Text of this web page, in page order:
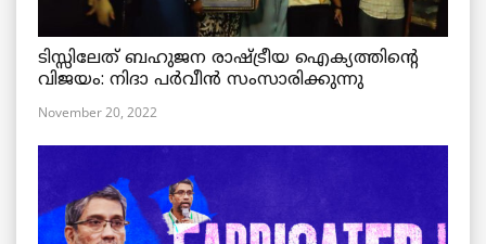
ടിസ്സിലേത് ബഹുജന രാഷ്ട്രീയ ഐക്യത്തിന്റെ
വിജയം: നിദാ പർവീൻ സംസാരിക്കുന്നു
November 20, 2022